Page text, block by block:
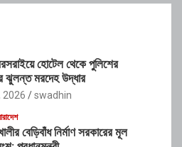
হোটেল থেকে পুলিশের
মরদেহ উদ্ধার
2026 swadhin
বেড়িবাঁধ নির্মাণ সরকারের মূল